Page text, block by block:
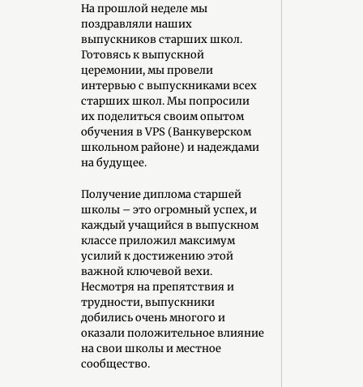
На прошлой неделе мы
поздравляли наших
выпускников старших школ.
Готовясь к выпускной
церемонии, мы провели
интервью с выпускниками всех
старших школ. Мы попросили
их поделиться своим опытом
обучения в VPS (Ванкуверском
школьном районе) и надеждами
на будущее.
Получение диплома старшей
школы – это огромный успех, и
каждый учащийся в выпускном
классе приложил максимум
усилий к достижению этой
важной ключевой вехи.
Несмотря на препятствия и
трудности, выпускники
добились очень многого и
оказали положительное влияние
на свои школы и местное
сообщество.